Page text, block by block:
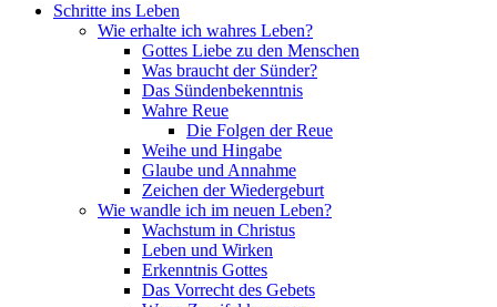
Schritte ins Leben
Wie erhalte ich wahres Leben?
Gottes Liebe zu den Menschen
Was braucht der Sünder?
Das Sündenbekenntnis
Wahre Reue
Die Folgen der Reue
Weihe und Hingabe
Glaube und Annahme
Zeichen der Wiedergeburt
Wie wandle ich im neuen Leben?
Wachstum in Christus
Leben und Wirken
Erkenntnis Gottes
Das Vorrecht des Gebets